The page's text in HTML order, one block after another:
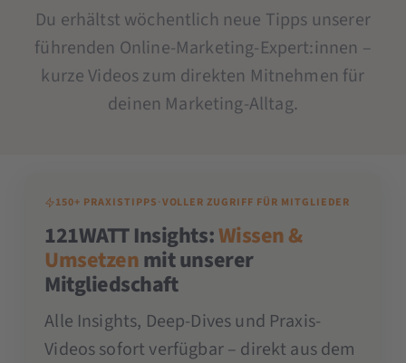
Du erhältst wöchentlich neue Tipps unserer
führenden Online-Marketing-Expert:innen –
kurze Videos zum direkten Mitnehmen für
deinen Marketing-Alltag.
150+ PRAXISTIPPS·VOLLER ZUGRIFF FÜR MITGLIEDER
121WATT Insights:Wissen &
Umsetzenmit unserer
Mitgliedschaft
Alle Insights, Deep-Dives und Praxis-
Videos sofort verfügbar – direkt aus dem